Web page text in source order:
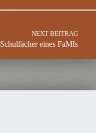
NEXT BEITRAG
Schulfächer eines FaMIs